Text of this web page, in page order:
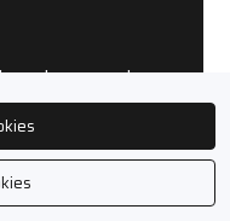
plus grands
nous pour des